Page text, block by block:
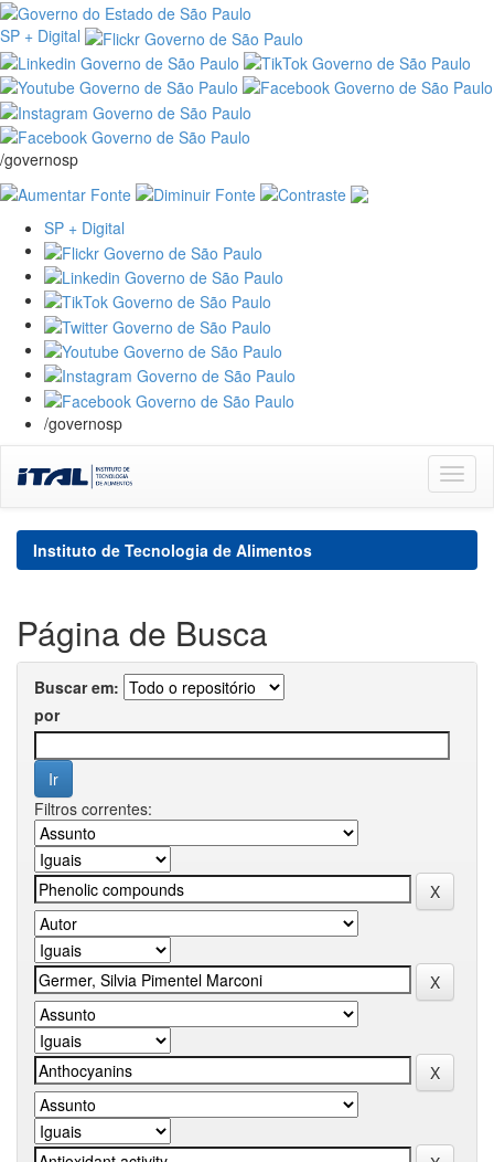
SP + Digital
/governosp
SP + Digital
/governosp
navigation
Instituto de Tecnologia de Alimentos
Página de Busca
Buscar em:
por
Filtros correntes: